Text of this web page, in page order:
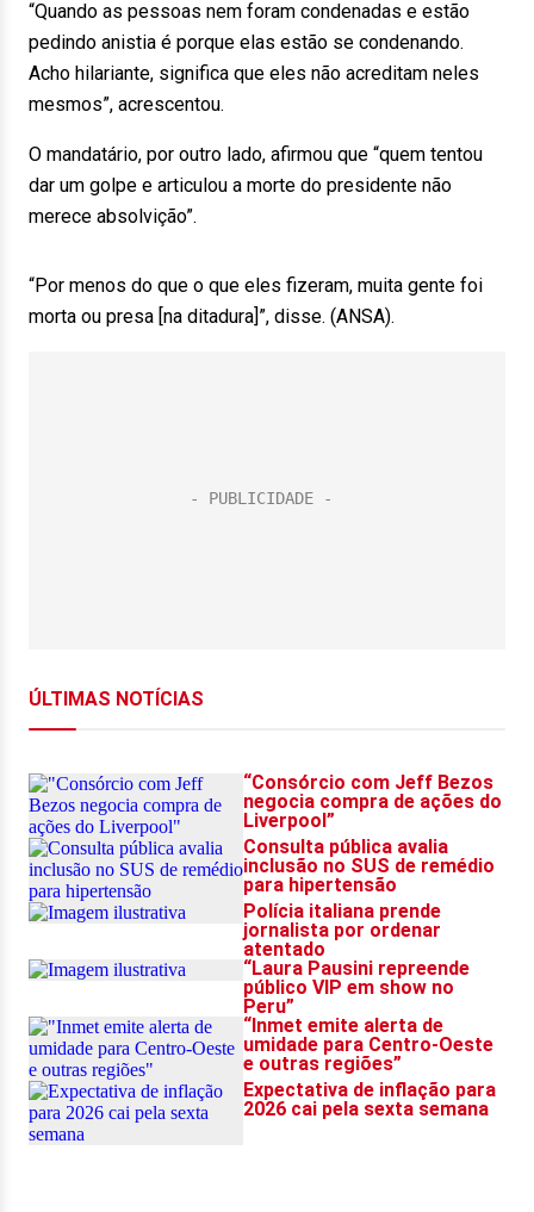
“Quando as pessoas nem foram condenadas e estão
pedindo anistia é porque elas estão se condenando.
Acho hilariante, significa que eles não acreditam neles
mesmos”, acrescentou.
O mandatário, por outro lado, afirmou que “quem tentou
dar um golpe e articulou a morte do presidente não
merece absolvição”.
“Por menos do que o que eles fizeram, muita gente foi
morta ou presa [na ditadura]”, disse. (ANSA).